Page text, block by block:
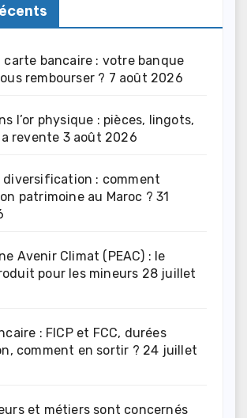
carte bancaire : votre banque
rembourser ? 7 août 2026
l’or physique : pièces, lingots,
revente 3 août 2026
diversification : comment
patrimoine au Maroc ? 31
Avenir Climat (PEAC) : le
pour les mineurs 28 juillet
: FICP et FCC, durées
comment en sortir ? 24 juillet
et métiers sont concernés